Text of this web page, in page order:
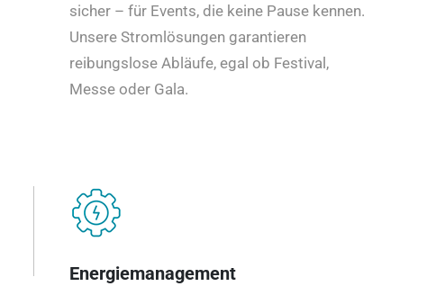
sicher – für Events, die keine Pause kennen.
Unsere Stromlösungen garantieren
reibungslose Abläufe, egal ob Festival,
Messe oder Gala.
Energiemanagement